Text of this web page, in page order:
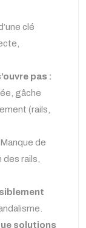
clé
pas :
gâche
(rails,
Manque de
rails,
solutions